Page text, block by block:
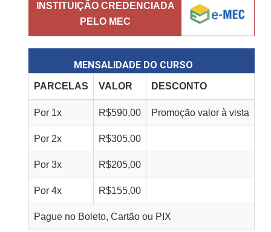
INSTITUIÇÃO CREDENCIADA
PELO MEC
MENSALIDADE DO CURSO
PARCELAS VALOR DESCONTO
Por 1x R$590,00 Promoção valor à vista
Por 2x R$305,00
Por 3x R$205,00
Por 4x R$155,00
Pague no Boleto, Cartão ou PIX